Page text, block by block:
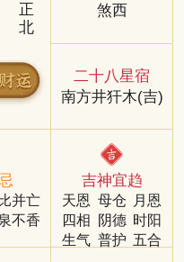
正
北
并亡
不香
煞西
二十八星宿
南方井犴木(吉)
吉神宜趋
天恩 母仓
月恩
四相
阴德 时阳
生气 普护 五合